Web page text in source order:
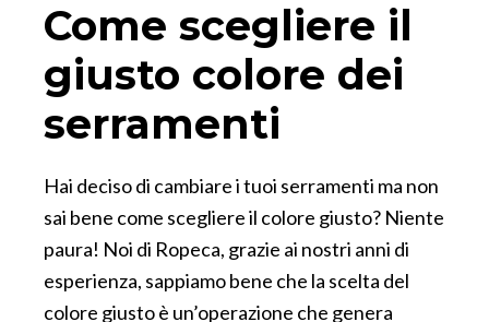
Come scegliere il
giusto colore dei
serramenti
Hai deciso di cambiare i tuoi serramenti ma non
sai bene come scegliere il colore giusto? Niente
paura! Noi di Ropeca, grazie ai nostri anni di
esperienza, sappiamo bene che la scelta del
colore giusto è un’operazione che genera